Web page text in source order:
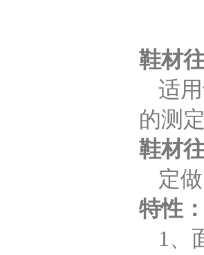
鞋材
适
的测
鞋材
定
特性
1、